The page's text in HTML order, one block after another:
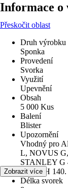
Informace o
Přeskočit oblast
Druh výrobku
Sponka
Provedení
Svorka
Využití
Upevnění
Obsah
5 000 Kus
Balení
Blister
Upozornění
Vhodný pro
L, NOVUS
STANLEY G
WÜRTH 140.
Délka svorek
Zobrazit více